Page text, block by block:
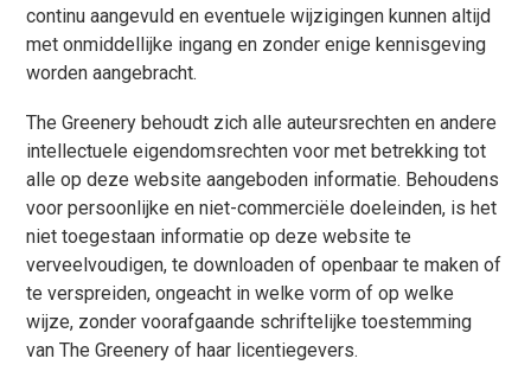
continu aangevuld en eventuele wijzigingen kunnen altijd
met onmiddellijke ingang en zonder enige kennisgeving
worden aangebracht.
The Greenery behoudt zich alle auteursrechten en andere
intellectuele eigendomsrechten voor met betrekking tot
alle op deze website aangeboden informatie. Behoudens
voor persoonlijke en niet-commerciële doeleinden, is het
niet toegestaan informatie op deze website te
verveelvoudigen, te downloaden of openbaar te maken of
te verspreiden, ongeacht in welke vorm of op welke
wijze, zonder voorafgaande schriftelijke toestemming
van The Greenery of haar licentiegevers.